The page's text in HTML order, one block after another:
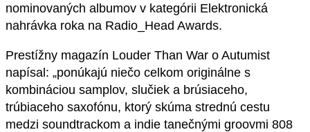
nominovaných albumov v kategórii Elektronická
nahrávka roka na Radio_Head Awards.
Prestížny magazín Louder Than War o Autumist
napísal: „ponúkajú niečo celkom originálne s
kombináciou samplov, slučiek a brúsiaceho,
trúbiaceho saxofónu, ktorý skúma strednú cestu
medzi soundtrackom a indie tanečnými groovmi 808